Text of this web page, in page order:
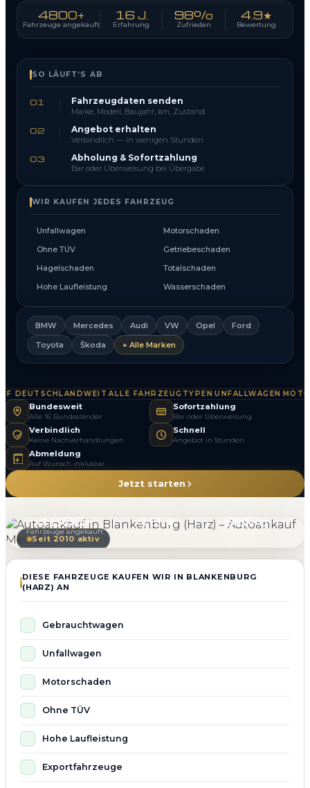
4800+
Fahrzeuge angekauft
16 J.
Erfahrung
98%
Zufrieden
4.9★
Bewertung
SO LÄUFT’S AB
01 Fahrzeugdaten senden
Marke, Modell, Baujahr, km, Zustand
02 Angebot erhalten
Verbindlich — in wenigen Stunden
03 Abholung & Sofortzahlung
Bar oder Überweisung bei Übergabe
WIR KAUFEN JEDES FAHRZEUG
Unfallwagen
Motorschaden
Ohne TÜV
Getriebeschaden
Hagelschaden
Totalschaden
Hohe Laufleistung
Wasserschaden
BMW Mercedes Audi VW Opel
Ford
Toyota
Škoda + Alle Marken
DEUTSCHLANDWEIT·ALLE FAHRZEUGTYPEN·UNFALLWAGEN·
Bundesweit
Alle 16 Bundesländer
Sofortzahlung
Bar oder Überweisung
Verbindlich
Keine Nachverhandlungen
Schnell
Angebot in Stunden
Abmeldung
Auf Wunsch inklusive
Jetzt starten
Seit 2010 aktiv
4.800+
Fahrzeuge angekauft
4.9 ★
Kundenbewertung
98%
Zufriedenheit
DIESE FAHRZEUGE KAUFEN WIR IN BLANKENBURG
(HARZ) AN
Gebrauchtwagen
Unfallwagen
Motorschaden
Ohne TÜV
Hohe Laufleistung
Exportfahrzeuge